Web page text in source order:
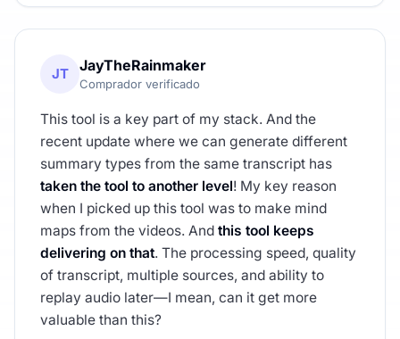
JT JayTheRainmaker
Comprador verificado
This tool is a key part of my stack. And the
recent update where we can generate different
summary types from the same transcript has
taken the tool to another level! My key reason
when I picked up this tool was to make mind
maps from the videos. And this tool keeps
delivering on that. The processing speed, quality
of transcript, multiple sources, and ability to
replay audio later—I mean, can it get more
valuable than this?